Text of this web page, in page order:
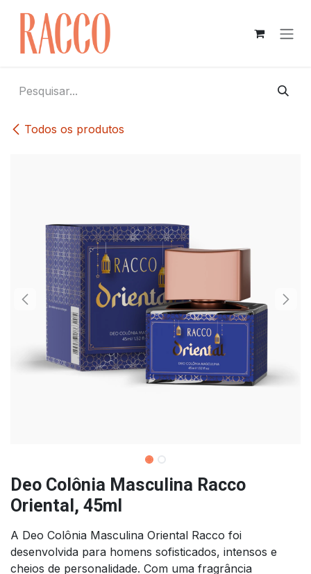
Todos os produtos
Deo Colônia Masculina Racco
Oriental, 45ml
A Deo Colônia Masculina Oriental Racco foi
desenvolvida para homens sofisticados, intensos e
cheios de personalidade. Com uma fragrância